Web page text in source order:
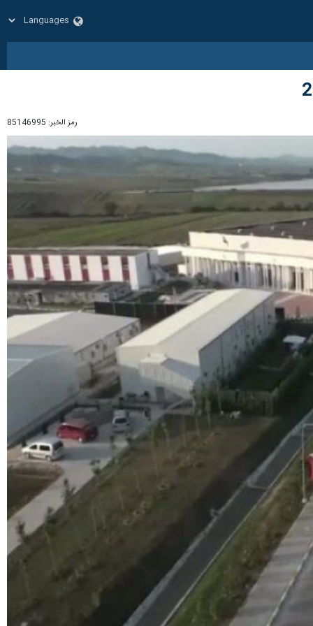
رمز الخبر: 85146995